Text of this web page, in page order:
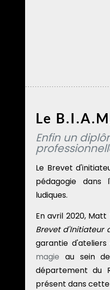
Le
Enfin un
Le Brevet
pédagogie dans
ludiques.
En avril 2020,
Brevet d'Initiateur
garantie
magie au sein de
département du
présent dans